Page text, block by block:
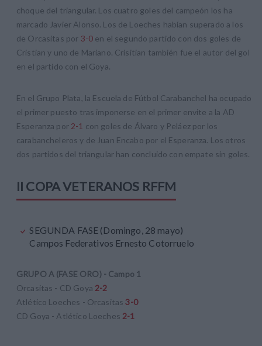
choque del triangular. Los cuatro goles del campeón los ha
marcado Javier Alonso. Los de Loeches habían superado a los
de Orcasitas por 3-0 en el segundo partido con dos goles de
Cristian y uno de Mariano. Crisitian también fue el autor del gol
en el partido con el Goya.
En el Grupo Plata, la Escuela de Fútbol Carabanchel ha ocupado
el primer puesto tras imponerse en el primer envite a la AD
Esperanza por 2-1 con goles de Álvaro y Peláez por los
carabancheleros y de Juan Encabo por el Esperanza. Los otros
dos partidos del triangular han concluido con empate sin goles.
II COPA VETERANOS RFFM
SEGUNDA FASE (Domingo, 28 mayo)
Campos Federativos Ernesto Cotorruelo
GRUPO A (FASE ORO) - Campo 1
Orcasitas - CD Goya 2-2
Atlético Loeches - Orcasitas3-0
CD Goya - Atlético Loeches 2-1